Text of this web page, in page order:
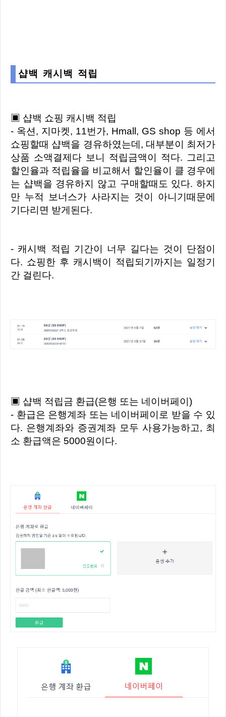
샵백 캐시백 적립
▣ 샵백 쇼핑 캐시백 적립
- 옥션, 지마켓, 11번가, Hmall, GS shop 등 에서
쇼핑할때 샵백을 경유하였는데, 대부분이 최저가
상품 소액결제다 보니 적립금액이 적다. 그리고
할인율과 적립율을 비교해서 할인율이 클 경우에
는 샵백을 경유하지 않고 구매할때도 있다. 하지
만 누적 보너스가 사라지는 것이 아니기때문에
기다리면 받게된다.
- 캐시백 적립 기간이 너무 길다는 것이 단점이
다. 쇼핑한 후 캐시백이 적립되기까지는 일정기
간 걸린다.
▣ 샵백 적립금 환급(은행 또는 네이버페이)
- 환급은 은행계좌 또는 네이버페이로 받을 수 있
다. 은행계좌와 증권계좌 모두 사용가능하고, 최
소 환급액은 5000원이다.